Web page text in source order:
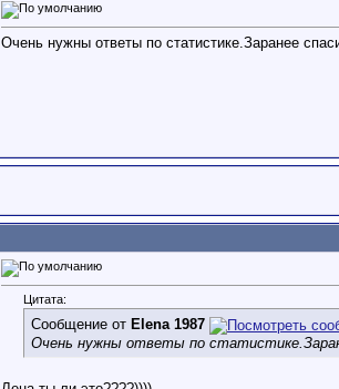
Очень нужны ответы по статистике.Заранее
Цитата:
Сообщение от Elena 1987
Очень нужны ответы по